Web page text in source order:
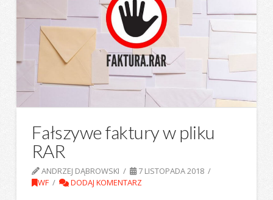
Fałszywe faktury w pliku
RAR
ANDRZEJ DĄBROWSKI
7 LISTOPADA 2018
WF
DODAJ KOMENTARZ